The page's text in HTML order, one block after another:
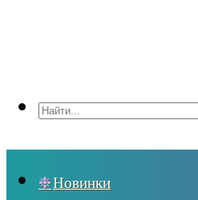
Новинки